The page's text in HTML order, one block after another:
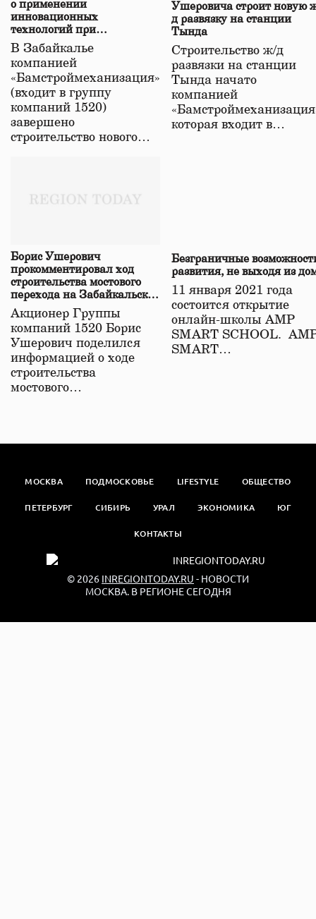
о применении
инновационных
технологий при
строительстве нового моста
в Забайкалье
В Забайкалье
компанией
«Бамстроймеханизация»
(входит в группу
компаний 1520)
завершено
строительство нового…
Ушеровича строит новую
д развязку на станции
Тында
Строительство ж/д
развязки на станции
Тында начато
компанией
которая входит в…
Борис Ушерович
прокомментировал ход
строительства мостового
перехода на Забайкальской
железной дороге
Акционер Группы
компаний 1520 Борис
Ушерович поделился
информацией о ходе
строительства
мостового…
Безграничные
развития, не выходя из
11 января 2021 года
состоится открытие
онлайн-школы АМР
SMART SCHOOL.
SMART…
МОСКВА ПОДМОСКОВЬЕ LIFESTYLE ОБЩЕСТВО
ПЕТЕРБУРГ СИБИРЬ УРАЛ ЭКОНОМИКА ЮГ
КОНТАКТЫ
© 2026 INREGIONTODAY.RU - НОВОСТИ
МОСКВА. В РЕГИОНЕ СЕГОДНЯ